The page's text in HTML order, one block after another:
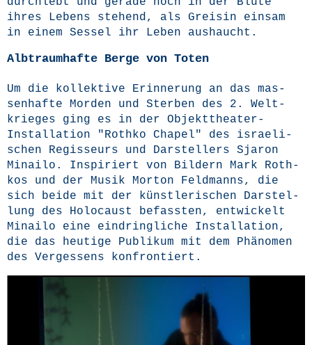
ihres Lebens ste­hend, als Grei­sin ein­sam
in einem Ses­sel ihr Leben aushaucht.
Albtraumhafte Berge von Toten
Um die kol­lek­ti­ve Erin­ne­rung an das mas­
sen­haf­te Mor­den und Ster­ben des 2. Welt­
krie­ges ging es in der Objekt­thea­ter-
Instal­la­ti­on
"Roth­ko Cha­pel"
des israe­li­
schen Regis­seurs und Dar­stel­lers Sja­ron
Minai­lo. Inspi­riert von Bil­dern Mark Roth­
kos und der Musik Mor­ton Feld­manns, die
sich bei­de mit der künst­le­ri­schen Dar­stel­
lung des Holo­caust befass­ten, ent­wi­ckelt
Minai­lo eine ein­dring­li­che Instal­la­ti­on,
die das heu­ti­ge Publi­kum mit dem Phä­no­men
des Ver­ges­sens konfrontiert.